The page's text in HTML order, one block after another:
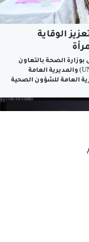
الوقاية
الصحة بالتعاون
مع صندوق الأمم المتحدة للسكان (UNFPA) والمديرية العامة
العامة للشؤون الصحية
للتوعية بصحة المرأة
بسهل إتين بحضور